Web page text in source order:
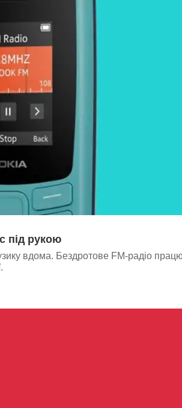
під рукою
вдома. Бездротове FM-радіо